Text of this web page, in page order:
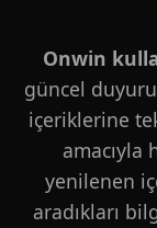
Onwin
güncel
içeriklerine
amacıyla
yenilenen
aradıkları